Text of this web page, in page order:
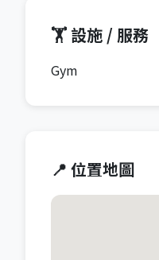
🏋️ 設施 / 服務
Gym
📍 位置地圖